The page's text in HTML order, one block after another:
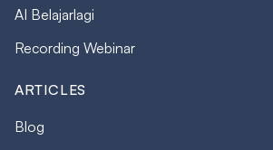
AI Belajarlagi
Recording Webinar
ARTICLES
Blog